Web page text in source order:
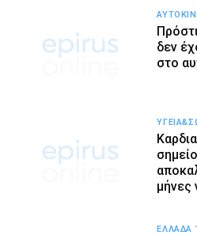
δεν
στο
μήνες
ΕΛΛΑΔΑ